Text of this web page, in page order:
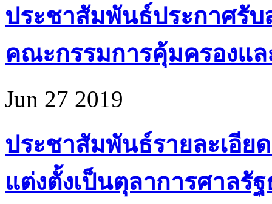
ประชาสัมพันธ์ประกาศรั
คณะกรรมการคุ้มครองแ
Jun 27 2019
ประชาสัมพันธ์รายละเอีย
แต่งตั้งเป็นตุลาการศาลรั